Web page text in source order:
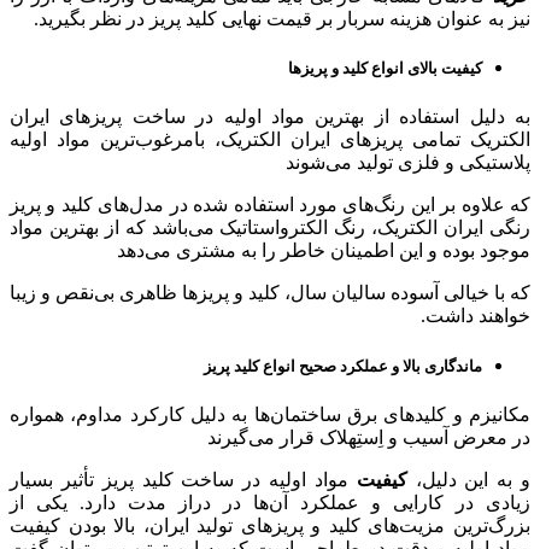
نیز به عنوان هزینه سربار بر قیمت نهایی کلید پریز در نظر بگیرید.
کیفیت بالای انواع کلید و پریزها
به دلیل استفاده از بهترین مواد اولیه در ساخت پریزهای ایران
الکتریک تمامی پریزهای ایران الکتریک، بامرغوب‌ترین مواد اولیه
پلاستیکی و فلزی تولید می‌شوند
که علاوه بر این رنگ‌های مورد استفاده شده در مدل‌های کلید و پریز
رنگی ایران الکتریک، رنگ الکترواستاتیک می‌باشد که از بهترین مواد
موجود بوده و این اطمینان خاطر را به مشتری می‌دهد
که با خیالی آسوده سالیان سال، کلید و پریزها ظاهری بی‌نقص و زیبا
خواهند داشت.
ماندگاری بالا و عملکرد صحیح انواع کلید پریز
مکانیزم و کلیدهای برق ساختمان‌ها به دلیل کارکرد مداوم، همواره
در معرض آسیب و اِستِهلاک قرار می‌گیرند
و به این دلیل،کیفیت مواد اولیه در ساخت کلید پریز تأثیر بسیار
زیادی در کارایی و عملکرد آن‌ها در دراز مدت دارد. یکی از
بزرگ‌ترین مزیت‌های کلید و پریزهای تولید ایران، بالا بودن کیفیت